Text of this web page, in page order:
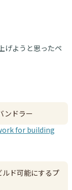
げようと思ったペ
ンドラー
for building
ド可能にするプ